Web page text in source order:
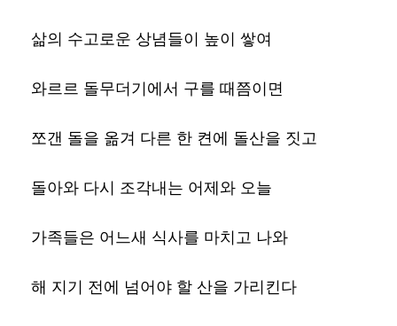
삶의 수고로운 상념들이 높이 쌓여
와르르 돌무더기에서 구를 때쯤이면
쪼갠 돌을 옮겨 다른 한 켠에 돌산을 짓고
돌아와 다시 조각내는 어제와 오늘
가족들은 어느새 식사를 마치고 나와
해 지기 전에 넘어야 할 산을 가리킨다